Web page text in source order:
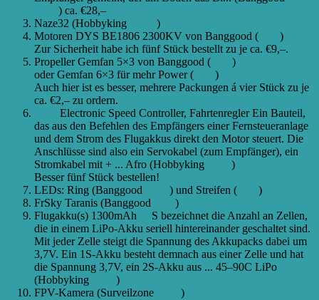
) ca. €28,–
Naze32 (Hobbyking
)
Motoren DYS BE1806 2300KV von Banggood (
)
Zur Sicherheit habe ich fünf Stück bestellt zu je ca. €9,–.
Propeller Gemfan 5×3 von Banggood (
)
oder Gemfan 6×3 für mehr Power (
)
Auch hier ist es besser, mehrere Packungen á vier Stück zu je
ca. €2,– zu ordern.
Electronic Speed Controller, Fahrtenregler Ein Bauteil,
das aus den Befehlen des Empfängers einer Fernsteueranlage
und dem Strom des Flugakkus direkt den Motor steuert. Die
Anschlüsse sind also ein Servokabel (zum Empfänger), ein
Stromkabel mit + ... Afro (Hobbyking
)
Besser fünf Stück bestellen!
LEDs: Ring (Banggood
) und Streifen (
)
FrSky Taranis (Banggood
)
Flugakku(s) 1300mAh
S bezeichnet die Anzahl an Zellen,
die in einem LiPo-Akku seriell hintereinander geschaltet sind.
Mit jeder Zelle steigt die Spannung des Akkupacks dabei um
3,7V. Ein 1S-Akku besteht demnach aus einer Zelle und hat
die Spannung 3,7V, ein 2S-Akku aus ... 45–90C LiPo
(Hobbyking
)
FPV-Kamera (Surveilzone
)